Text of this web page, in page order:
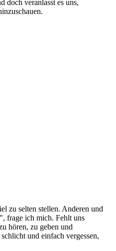
doch veranlasst es uns,
zu selten stellen. Anderen und
frage ich mich. Fehlt uns
hören, zu geben und
und einfach vergessen,